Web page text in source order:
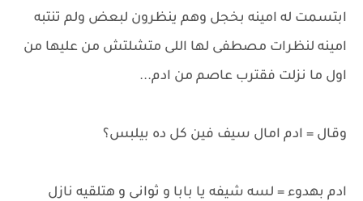
ابتسمت له امينه بخجل وهم ينظرون لبعض ولم تنتبه
امينه لنظرات مصطفى لها اللى متشلتش من عليها من
اول ما نزلت فقترب عاصم من ادم...
وقال = ادم امال سيف فين كل ده بيلبس؟
ادم بهدوء = لسه شيفه يا بابا و ثوانى و هتلقيه نازل